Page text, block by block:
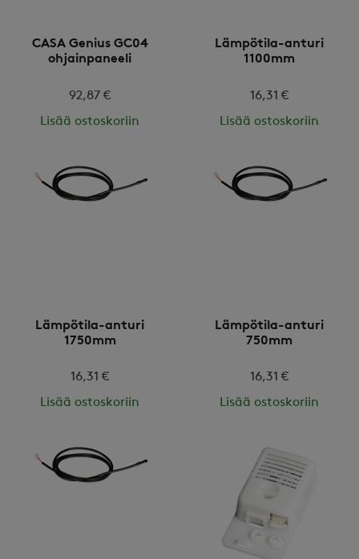
CASA Genius GC04
ohjainpaneeli
92,87 €
Lisää ostoskoriin
Lämpötila-anturi
1100mm
16,31 €
Lisää ostoskoriin
Lämpötila-anturi
1750mm
16,31 €
Lisää ostoskoriin
Lämpötila-anturi
750mm
16,31 €
Lisää ostoskoriin